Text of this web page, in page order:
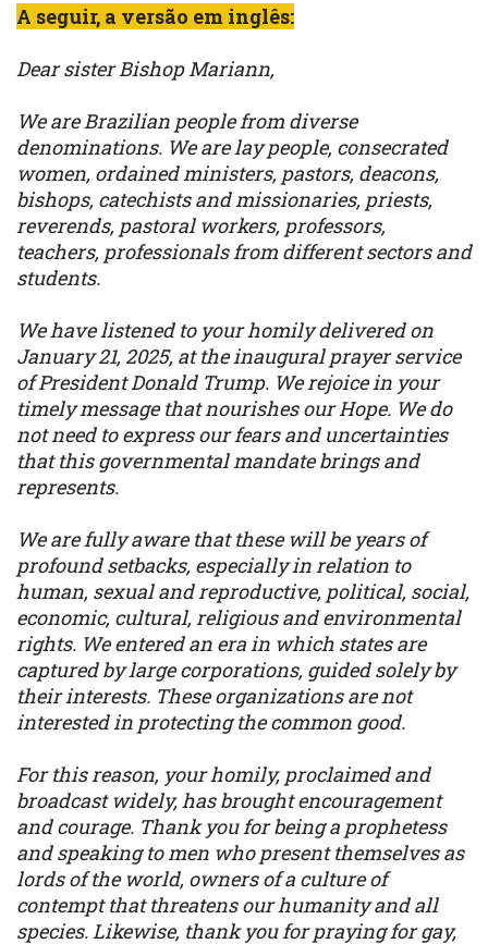
A seguir, a versão em inglês:
Dear sister Bishop Mariann,
We are Brazilian people from diverse
denominations. We are lay people, consecrated
women, ordained ministers, pastors, deacons,
bishops, catechists and missionaries, priests,
reverends, pastoral workers, professors,
teachers, professionals from different sectors and
students.
We have listened to your homily delivered on
January 21, 2025, at the inaugural prayer service
of President Donald Trump. We rejoice in your
timely message that nourishes our Hope. We do
not need to express our fears and uncertainties
that this governmental mandate brings and
represents.
We are fully aware that these will be years of
profound setbacks, especially in relation to
human, sexual and reproductive, political, social,
economic, cultural, religious and environmental
rights. We entered an era in which states are
captured by large corporations, guided solely by
their interests. These organizations are not
interested in protecting the common good.
For this reason, your homily, proclaimed and
broadcast widely, has brought encouragement
and courage. Thank you for being a prophetess
and speaking to men who present themselves as
lords of the world, owners of a culture of
contempt that threatens our humanity and all
species. Likewise, thank you for praying for gay,